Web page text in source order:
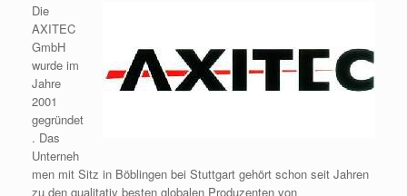
Die
AXITEC
GmbH
wurde im
Jahre
2001
gegründet
. Das
Unterneh
men mit Sitz in Böblingen bei Stuttgart gehört schon seit Jahren
zu den qualitativ besten globalen Produzenten von